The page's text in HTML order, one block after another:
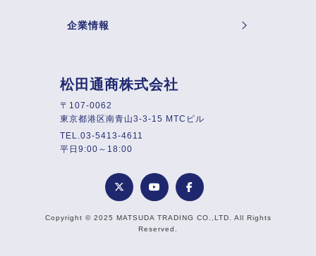
企業情報
松田通商株式会社
〒107-0062
東京都港区南青山3-3-15 MTCビル
TEL.03-5413-4611
平日9:00～18:00
Copyright © 2025 MATSUDA TRADING CO.,LTD. All Rights
Reserved.